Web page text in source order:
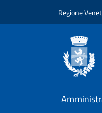
Regione